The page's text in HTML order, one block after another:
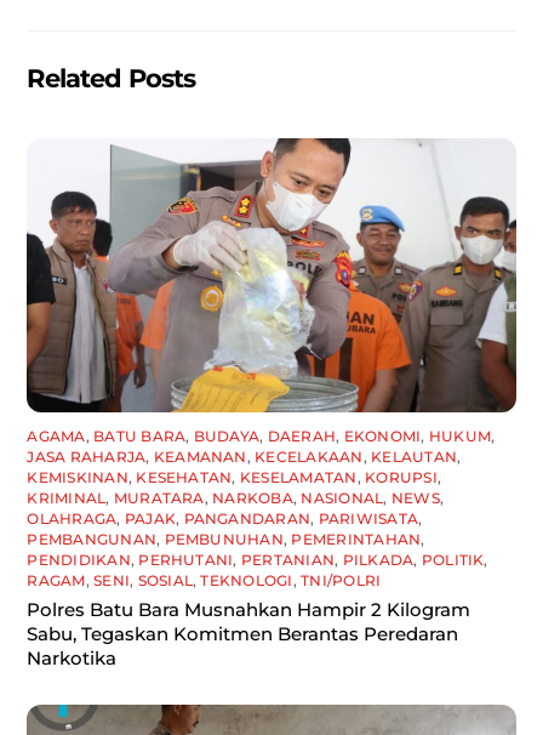
Related Posts
AGAMA, BATU BARA, BUDAYA, DAERAH, EKONOMI, HUKUM,
JASA RAHARJA, KEAMANAN, KECELAKAAN, KELAUTAN,
KEMISKINAN, KESEHATAN, KESELAMATAN, KORUPSI,
KRIMINAL, MURATARA, NARKOBA, NASIONAL, NEWS,
OLAHRAGA, PAJAK, PANGANDARAN, PARIWISATA,
PEMBANGUNAN, PEMBUNUHAN, PEMERINTAHAN,
PENDIDIKAN, PERHUTANI, PERTANIAN, PILKADA, POLITIK,
RAGAM,SENI, SOSIAL,TEKNOLOGI,TNI/POLRI
Polres Batu Bara Musnahkan Hampir 2 Kilogram
Sabu, Tegaskan Komitmen Berantas Peredaran
Narkotika